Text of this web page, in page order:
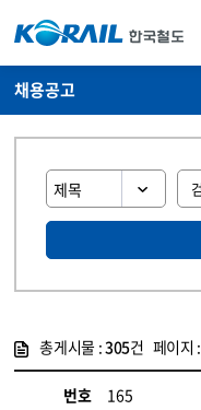
채용공고
총게시물 :305건 페이지 :
번호
165